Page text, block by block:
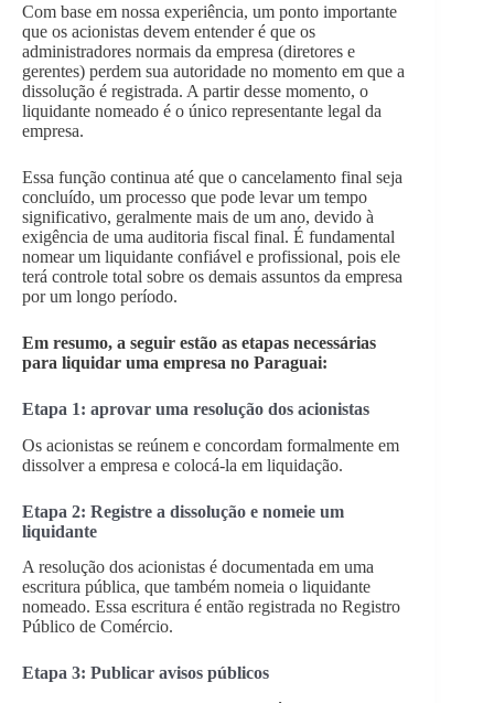
Com base em nossa experiência, um ponto importante
que os acionistas devem entender é que os
administradores normais da empresa (diretores e
gerentes) perdem sua autoridade no momento em que a
dissolução é registrada. A partir desse momento, o
liquidante nomeado é o único representante legal da
empresa.
Essa função continua até que o cancelamento final seja
concluído, um processo que pode levar um tempo
significativo, geralmente mais de um ano, devido à
exigência de uma auditoria fiscal final. É fundamental
nomear um liquidante confiável e profissional, pois ele
terá controle total sobre os demais assuntos da empresa
por um longo período.
Em resumo, a seguir estão as etapas necessárias
para liquidar uma empresa no Paraguai:
Etapa 1: aprovar uma resolução dos acionistas
Os acionistas se reúnem e concordam formalmente em
dissolver a empresa e colocá-la em liquidação.
Etapa 2: Registre a dissolução e nomeie um
liquidante
A resolução dos acionistas é documentada em uma
escritura pública, que também nomeia o liquidante
nomeado. Essa escritura é então registrada no Registro
Público de Comércio.
Etapa 3: Publicar avisos públicos